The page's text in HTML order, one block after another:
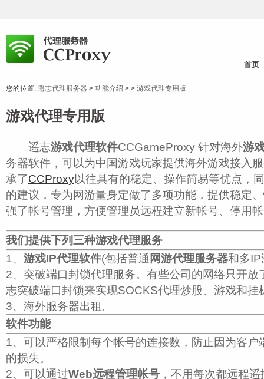
首页
您的位置: 遥志代理服务器 > 功能介绍 > > 游戏代理专用版
游戏代理专用版
遥志游戏代理软件CCGameProxy 针对海外游
务器软件，可以为中国游戏玩家提供海外游戏接入
承了CCProxy以往具有的稳定、操作简易等优点，
的建议，专为网游量身定做了多项功能，提供稳定
强了帐号管理，方便管理员远程建立新帐号、停用
我们提供下列三种游戏代理服务
1、 游戏IP代理软件(包括普通 网游代理服务器和多IP
2、突破端口封锁代理服务。有些公司的网络只开放
志突破端口封锁来实现SOCKS代理炒股、游戏和挂
3、海外服务器出租。
软件功能
1、可以严格限制每个帐号的连接数，防止因为客户
的损失。
2、可以通过Web远程管理帐号 ，不用每次都远程